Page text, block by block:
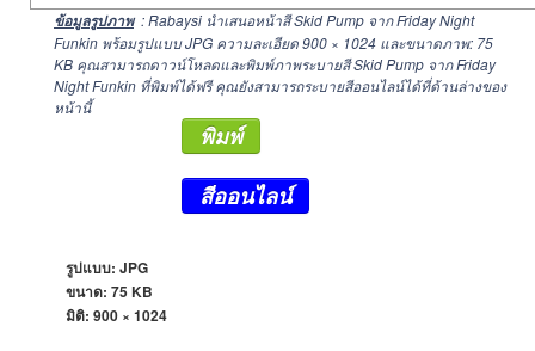
ข้อมูลรูปภาพ : Rabaysi นำเสนอหน้าสี Skid Pump จาก Friday Night
Funkin พร้อมรูปแบบ JPG ความละเอียด900 × 1024 และขนาดภาพ: 75
KB คุณสามารถดาวน์โหลดและพิมพ์ภาพระบายสี Skid Pump จาก Friday
Night Funkin ที่พิมพ์ได้ฟรี คุณยังสามารถระบายสีออนไลน์ได้ที่ด้านล่างของ
หน้านี้
พิมพ์
สีออนไลน์
รูปแบบ: JPG
ขนาด: 75 KB
มิติ: 900 × 1024